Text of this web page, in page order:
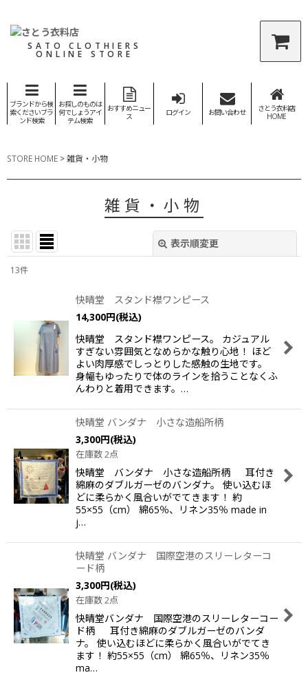
SATO CLOTHIERS
ONLINE STORE
ブランドから検
索くださいブラ
ンド検索
お探しのものは
何でしょうアイ
テム検索
おすすめニュー
ス
ログイン お問い合わせ
さとう衣料店
HOME
STORE HOME >雑貨・小物
雑貨・小物
表示順変更
並び順:
絞り込む
13件
快晴堂 スタンド襟ワンピース
14,300円(税込)
快晴堂 スタンド襟ワンピース。 カジュアル
すぎない雰囲気となめらかな触り心地！ ほど
よい肉厚感でしっとりした感触の生地です。
身幅もゆったりで体のラインを拾うことなくふ
んわりと着用できます。…
快晴堂 バンダナ 小さな造船所柄
3,300円(税込)
在庫数 2点
快晴堂 バンダナ 小さな造船所柄 耳付き
綿麻のダブルガーゼのバンダナ。 使い込むほ
どに柔らかく風合いがでてきます！ 約
55×55（cm） 綿65％、リネン35％ made in
j…
快晴堂 バンダナ 国際空港のスリーレターコ
ード柄
3,300円(税込)
在庫数 2点
快晴堂バンダナ 国際空港のスリーレターコー
ド柄 耳付き綿麻のダブルガーゼのバンダ
ナ。 使い込むほどに柔らかく風合いがでてき
ます！ 約55×55（cm） 綿65％、リネン35％
ma…